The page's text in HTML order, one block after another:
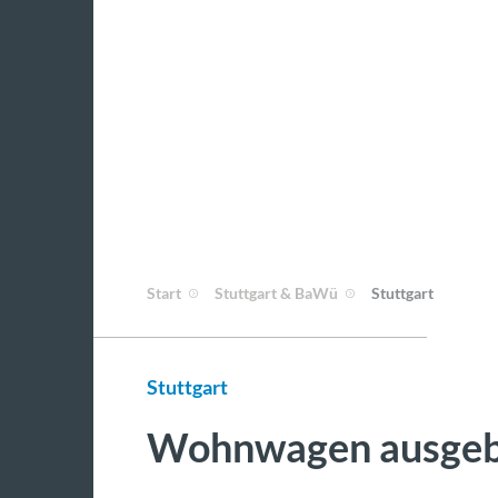
Start Stuttgart & BaWü Stuttgart
Stuttgart
Wohnwagen